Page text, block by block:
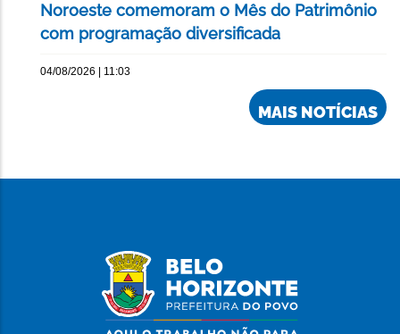
Noroeste comemoram o Mês do Patrimônio
com programação diversificada
04/08/2026 | 11:03
MAIS NOTÍCIAS